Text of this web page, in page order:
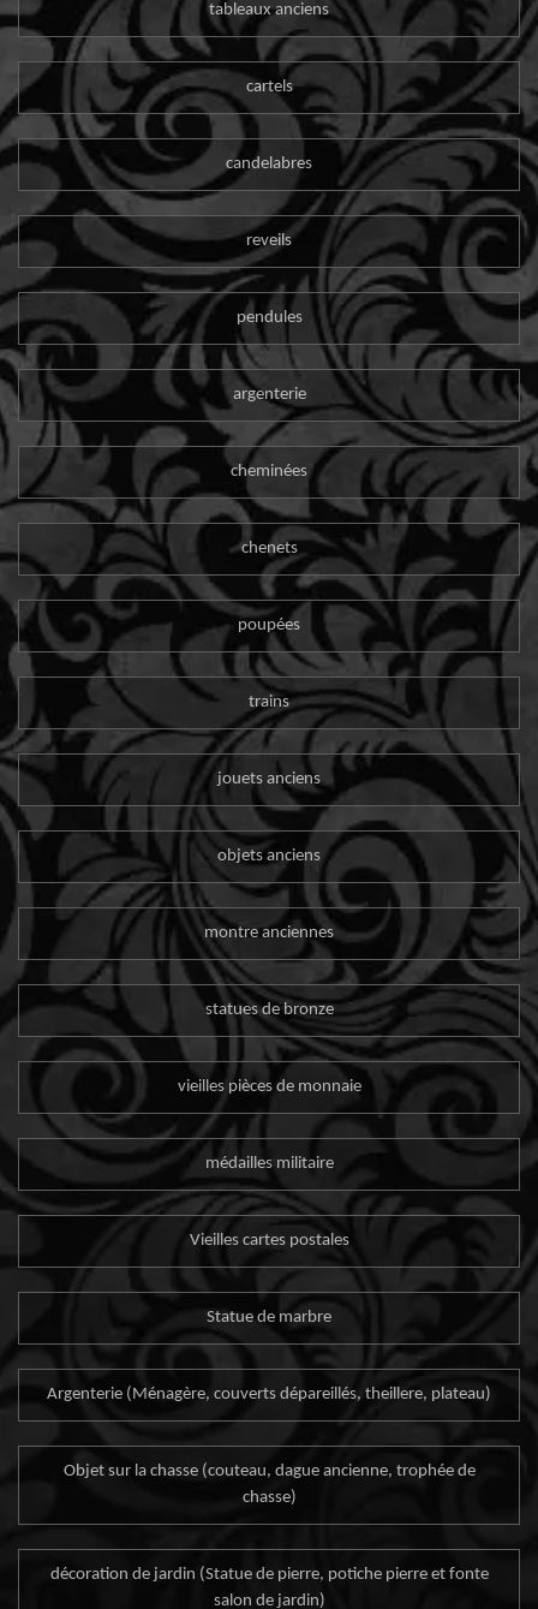
tableaux anciens
cartels
candelabres
reveils
pendules
argenterie
cheminées
chenets
poupées
trains
jouets anciens
objets anciens
montre anciennes
statues de bronze
vieilles pièces de monnaie
médailles militaire
Vieilles cartes postales
Statue de marbre
Argenterie (Ménagère, couverts dépareillés, theillere, plateau)
Objet sur la chasse (couteau, dague ancienne, trophée de
chasse)
décoration de jardin (Statue de pierre, potiche pierre et fonte
salon de jardin)